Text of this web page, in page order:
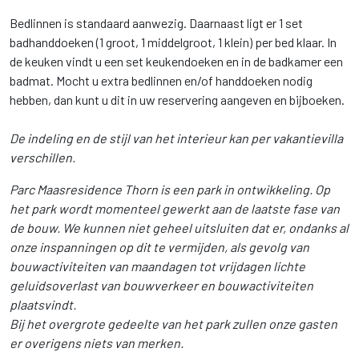
Bedlinnen is standaard aanwezig. Daarnaast ligt er 1 set
badhanddoeken (1 groot, 1 middelgroot, 1 klein) per bed klaar. In
de keuken vindt u een set keukendoeken en in de badkamer een
badmat. Mocht u extra bedlinnen en/of handdoeken nodig
hebben, dan kunt u dit in uw reservering aangeven en bijboeken.
De indeling en de stijl van het interieur kan per vakantievilla
verschillen.
Parc Maasresidence Thorn is een park in ontwikkeling. Op
het park wordt momenteel gewerkt aan de laatste fase van
de bouw. We kunnen niet geheel uitsluiten dat er, ondanks al
onze inspanningen op dit te vermijden, als gevolg van
bouwactiviteiten van maandagen tot vrijdagen lichte
geluidsoverlast van bouwverkeer en bouwactiviteiten
plaatsvindt.
Bij het overgrote gedeelte van het park zullen onze gasten
er overigens niets van merken.